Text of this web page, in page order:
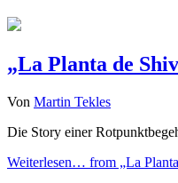
„La Planta de
Von Martin Tekles
Die Story einer
Weiterlesen… from „La